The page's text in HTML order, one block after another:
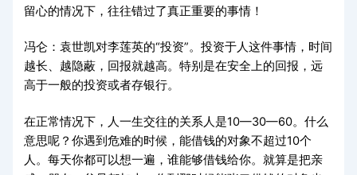
留心的情况下，往往错过了真正重要的事情！
冯仑：袁世凯对李莲英的“投资”。投资于人这件事情，时间
越长、越隐蔽，回报就越高。特别是在安全上的回报，远
高于一般的投资或者存银行。
在正常情况下，人一生交往的关系人是10—30—60。什么
意思呢？你遇到危难的时候，能借钱的对象不超过10个
人。每天你都可以想一遍，谁能够借钱给你。就算是把亲